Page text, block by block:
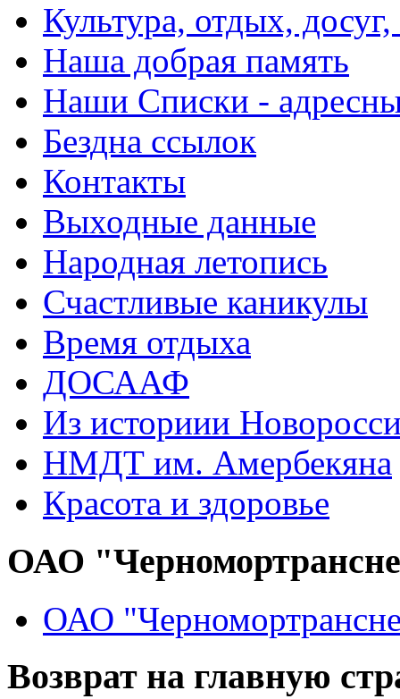
Культура, отдых,
Наша добрая память
Наши Списки -
Бездна ссылок
Контакты
Выходные данные
Народная летопись
Счастливые каникулы
Время отдыха
ДОСААФ
Из историии
НМДТ им. Амербекяна
Красота и здоровье
ОАО
ОАО
Возврат на главную